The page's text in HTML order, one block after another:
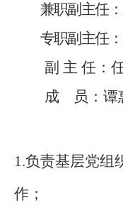
兼职副主任：
专职副主任：
副 主 任：
成
员： 谭
1.负责基层党组
作；